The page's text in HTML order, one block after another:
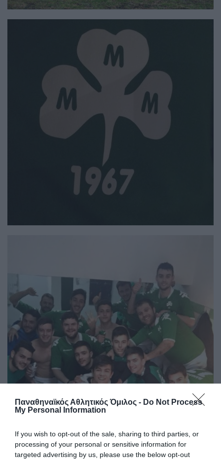
Παναθηναϊκός Αθλητικός Όμιλος - Do Not Process
My Personal Information
If you wish to opt-out of the sale, sharing to third parties, or
processing of your personal or sensitive information for
targeted advertising by us, please use the below opt-out